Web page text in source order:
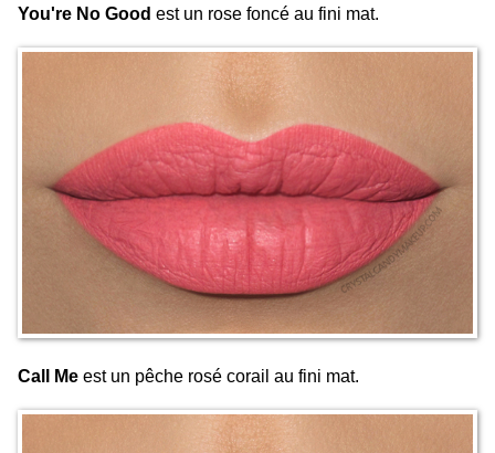
You're No Good est un rose foncé au fini mat.
Call Me est un pêche rosé corail au fini mat.